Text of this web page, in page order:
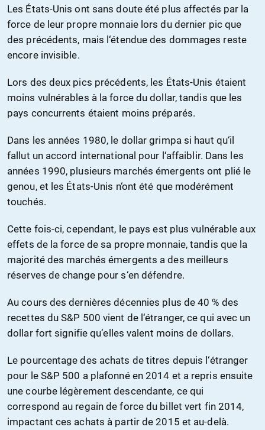
Les États-Unis ont sans doute été plus affectés par la
force de leur propre monnaie lors du dernier pic que
des précédents, mais l‘étendue des dommages reste
encore invisible.
Lors des deux pics précédents, les États-Unis étaient
moins vulnérables à la force du dollar, tandis que les
pays concurrents étaient moins préparés.
Dans les années 1980, le dollar grimpa si haut qu‘il
fallut un accord international pour l‘affaiblir. Dans les
années 1990, plusieurs marchés émergents ont plié le
genou, et les États-Unis n‘ont été que modérément
touchés.
Cette fois-ci, cependant, le pays est plus vulnérable aux
effets de la force de sa propre monnaie, tandis que la
majorité des marchés émergents a des meilleurs
réserves de change pour s‘en défendre.
Au cours des dernières décennies plus de 40 % des
recettes du S&P 500 vient de l‘étranger, ce qui avec un
dollar fort signifie qu‘elles valent moins de dollars.
Le pourcentage des achats de titres depuis l‘étranger
pour le S&P 500 a plafonné en 2014 et a repris ensuite
une courbe légèrement descendante, ce qui
correspond au regain de force du billet vert fin 2014,
impactant ces achats à partir de 2015 et au-delà.